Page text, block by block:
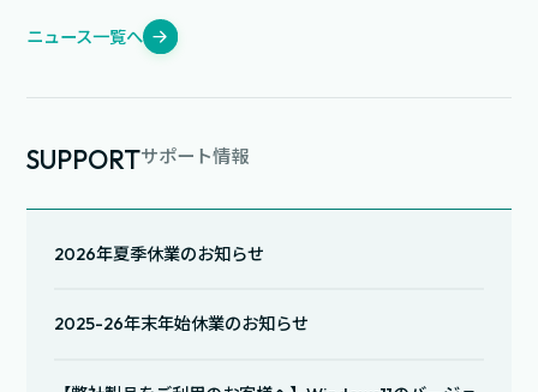
ニュース一覧へ
SUPPORTサポート情報
2026年夏季休業のお知らせ
2025-26年末年始休業のお知らせ